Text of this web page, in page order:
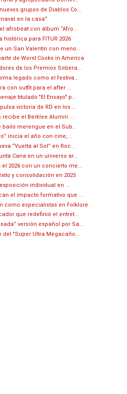
grupos de Diablos Co...
en la casa”
afrobeat con álbum “Afro...
para FITUR 2026
un San Valentín con meno...
de Worst Cooks in America
de los Premios Sobera...
legado como el festiva...
con outfit para el after ...
titulado "El Ensayo" p...
victoria de RD en los ...
recibe el Berklee Alumni ...
bailó merengue en el Sub...
inicia el año con cine,...
“Vuelta al Sol” en Roc...
Cana en un universo ar...
2026 con un concierto me...
y consolidación en 2025
individual en ...
el impacto formativo que ...
como especialistas en Folklore
que redefinió el entret...
versión español por Sa...
del "Súper Ultra Megacaño...